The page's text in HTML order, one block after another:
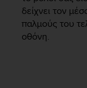
δείχνει τον
παλμούς του
οθόνη.